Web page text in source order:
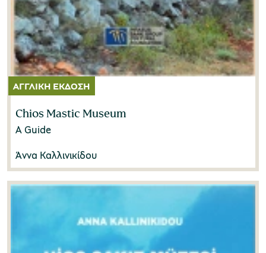
Chios Mastic Museum
A Guide
Άννα Καλλινικίδου